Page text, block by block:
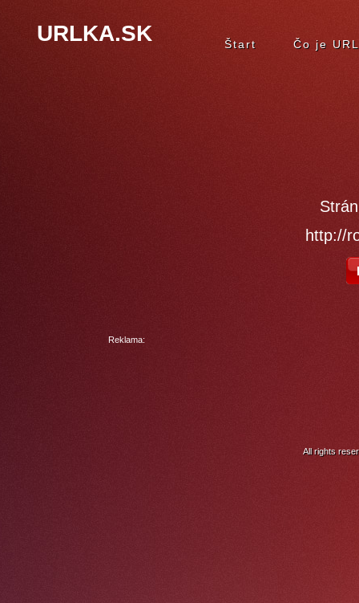
URLKA.SK Štart Čo je
http://
Reklama:
All rights